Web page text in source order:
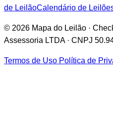
de LeilãoCalendário de
© 2026 Mapa do Leilão ·
Assessoria LTDA · CNPJ
Termos de Uso Política de